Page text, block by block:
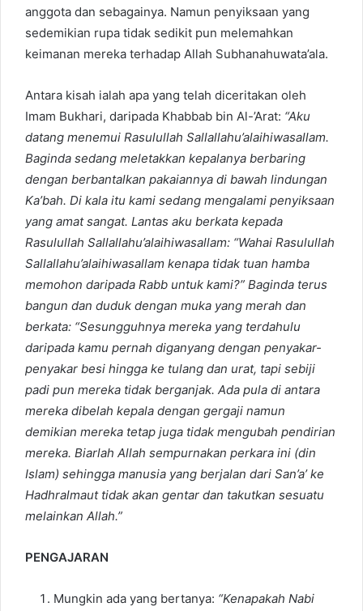
anggota dan sebagainya. Namun penyiksaan yang
sedemikian rupa tidak sedikit pun melemahkan
keimanan mereka terhadap Allah Subhanahuwata’ala.
Antara kisah ialah apa yang telah diceritakan oleh
Imam Bukhari, daripada Khabbab bin Al-’Arat: “Aku
datang menemui Rasulullah Sallallahu’alaihiwasallam.
Baginda sedang meletakkan kepalanya berbaring
dengan berbantalkan pakaiannya di bawah lindungan
Ka’bah. Di kala itu kami sedang mengalami penyiksaan
yang amat sangat. Lantas aku berkata kepada
Rasulullah Sallallahu’alaihiwasallam: “Wahai Rasulullah
Sallallahu’alaihiwasallam kenapa tidak tuan hamba
memohon daripada Rabb untuk kami?” Baginda terus
bangun dan duduk dengan muka yang merah dan
berkata: “Sesungguhnya mereka yang terdahulu
daripada kamu pernah diganyang dengan penyakar-
penyakar besi hingga ke tulang dan urat, tapi sebiji
padi pun mereka tidak berganjak. Ada pula di antara
mereka dibelah kepala dengan gergaji namun
demikian mereka tetap juga tidak mengubah pendirian
mereka. Biarlah Allah sempurnakan perkara ini (din
Islam) sehingga manusia yang berjalan dari San’a’ ke
Hadhralmaut tidak akan gentar dan takutkan sesuatu
melainkan Allah.”
PENGAJARAN
Mungkin ada yang bertanya: “Kenapakah Nabi